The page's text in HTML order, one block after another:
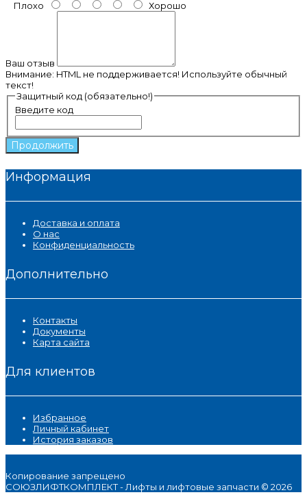
Плохо Хорошо
Ваш отзыв
Внимание: HTML не поддерживается! Используйте обычный
текст!
Защитный код (обязательно!)
Введите код
Продолжить
Информация
Доставка и оплата
О нас
Конфиденциальность
Дополнительно
Контакты
Документы
Карта сайта
Для клиентов
Избранное
Личный кабинет
История заказов
Копирование запрещено
СОЮЗЛИФТКОМПЛЕКТ - Лифты и лифтовые запчасти © 2026